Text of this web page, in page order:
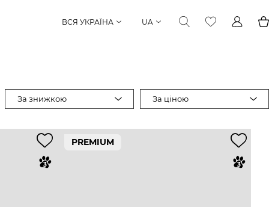
ВСЯ УКРАЇНА UA
За знижкою За ціною
PREMIUM